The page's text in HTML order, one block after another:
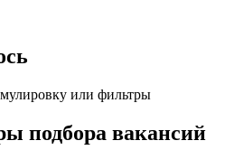
или фильтры
подбора вакансий